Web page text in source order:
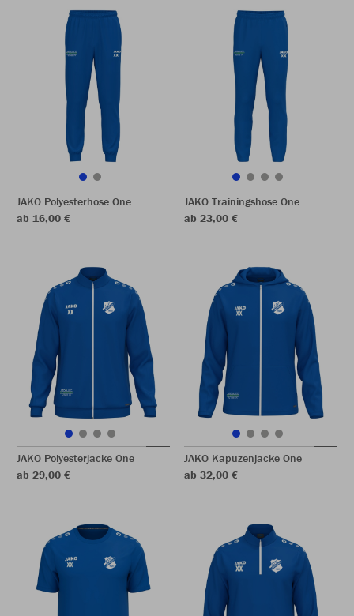
JAKO Polyesterhose One
ab 16,00 €
JAKO Trainingshose One
ab 23,00 €
JAKO Polyesterjacke One
ab 29,00 €
JAKO Kapuzenjacke One
ab 32,00 €